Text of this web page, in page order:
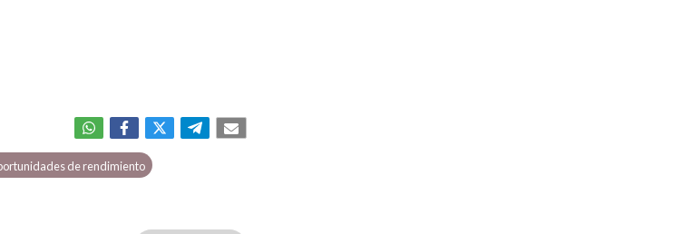
de rendimiento